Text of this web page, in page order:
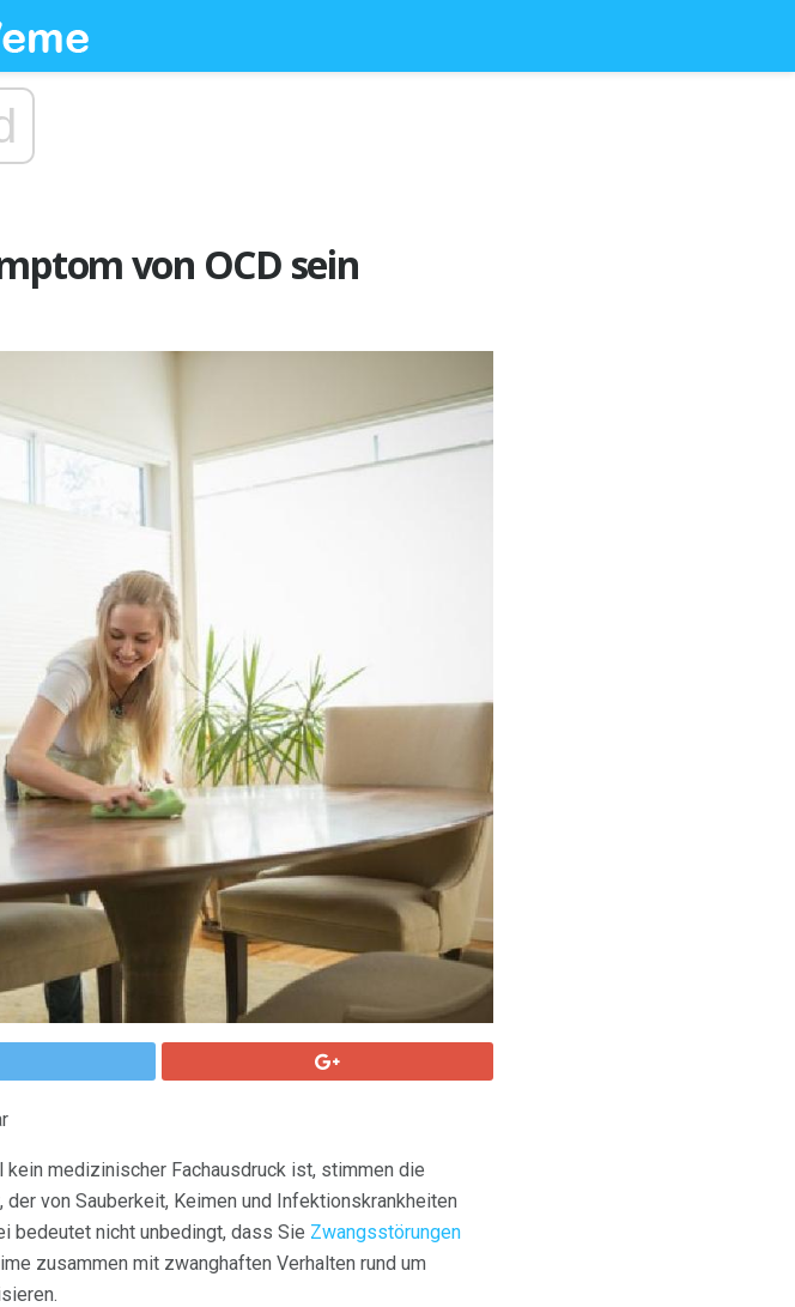
von OCD sein
medizinischer Fachausdruck ist, stimmen die
von Sauberkeit, Keimen und Infektionskrankheiten
bedeutet nicht unbedingt, dass Sie Zwangsstörungen
zusammen mit zwanghaften Verhalten rund um